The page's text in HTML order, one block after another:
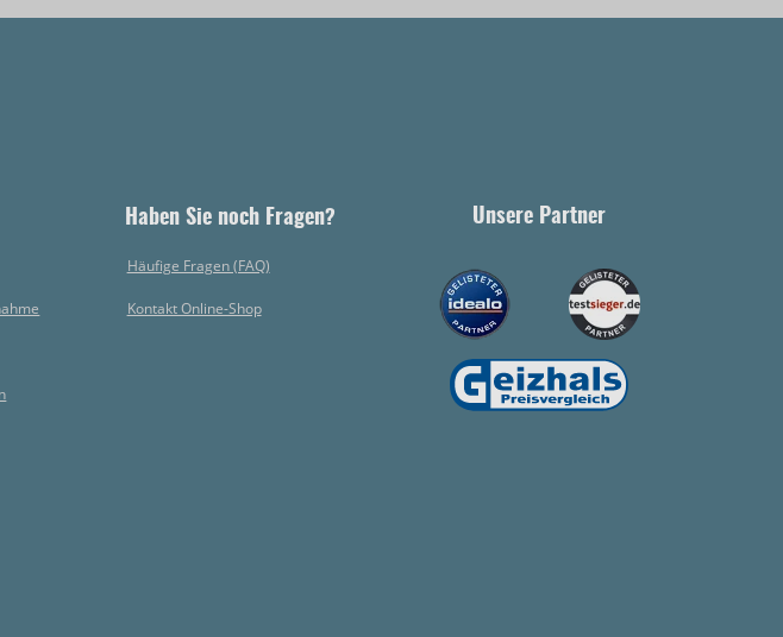
Haben Sie noch Fragen?
Häufige Fragen (FAQ)
Kontakt Online-Shop
Unsere Partner